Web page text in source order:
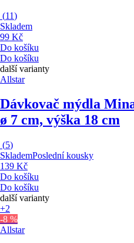
(11)
Skladem
99 Kč
Do košíku
Do košíku
další varianty
Allstar
Dávkovač mýdla
ø 7 cm, výška 18 cm
(5)
SklademPoslední kousky
139 Kč
Do košíku
Do košíku
další varianty
+2
-8 %
Allstar